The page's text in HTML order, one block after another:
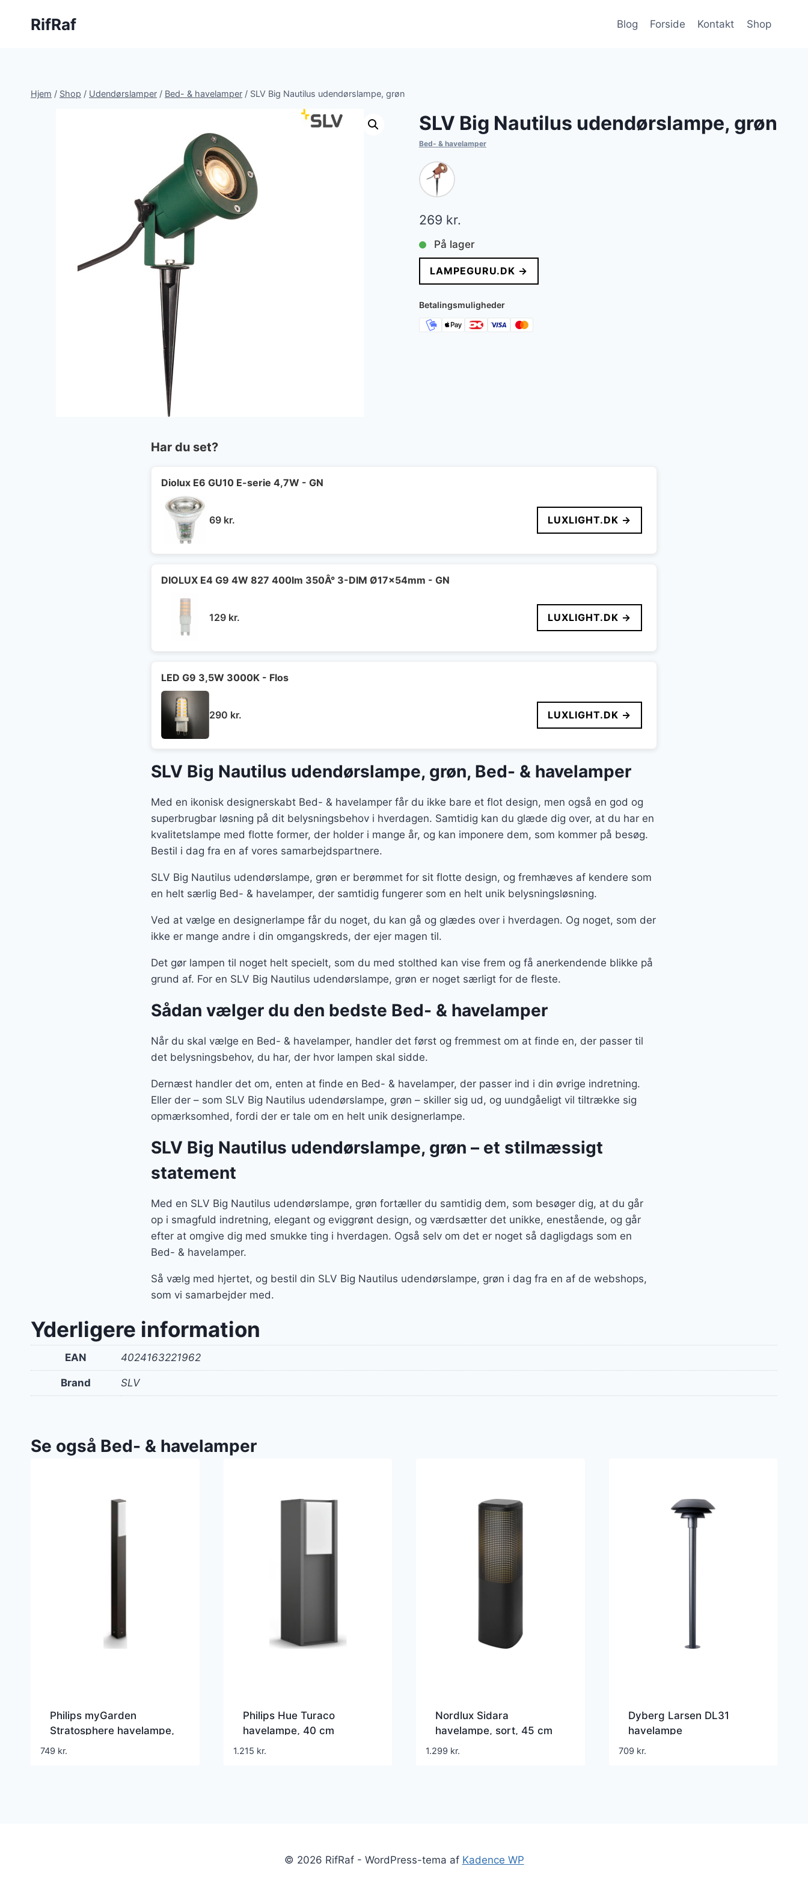
RifRaf Blog Forside Kontakt Shop
Hjem / Shop / Udendørslamper / Bed- & havelamper / SLV Big Nautilus udendørslampe, grøn
SLV Big Nautilus udendørslampe, grøn
Bed- & havelamper
269 kr.
På lager
LAMPEGURU.DK →
Betalingsmuligheder
Har du set?
Diolux E6 GU10 E-serie 4,7W - GN
69 kr. LUXLIGHT.DK →
DIOLUX E4 G9 4W 827 400lm 350Â° 3-DIM Ø17x54mm - GN
129 kr. LUXLIGHT.DK →
LED G9 3,5W 3000K - Flos
290 kr. LUXLIGHT.DK →
SLV Big Nautilus udendørslampe, grøn, Bed- & havelamper
Med en ikonisk designerskabt Bed- & havelamper får du ikke bare et flot design, men også en god og
superbrugbar løsning på dit belysningsbehov i hverdagen. Samtidig kan du glæde dig over, at du har en
kvalitetslampe med flotte former, der holder i mange år, og kan imponere dem, som kommer på besøg.
Bestil i dag fra en af vores samarbejdspartnere.
SLV Big Nautilus udendørslampe, grøn er berømmet for sit flotte design, og fremhæves af kendere som
en helt særlig Bed- & havelamper, der samtidig fungerer som en helt unik belysningsløsning.
Ved at vælge en designerlampe får du noget, du kan gå og glædes over i hverdagen. Og noget, som der
ikke er mange andre i din omgangskreds, der ejer magen til.
Det gør lampen til noget helt specielt, som du med stolthed kan vise frem og få anerkendende blikke på
grund af. For en SLV Big Nautilus udendørslampe, grøn er noget særligt for de fleste.
Sådan vælger du den bedste Bed- & havelamper
Når du skal vælge en Bed- & havelamper, handler det først og fremmest om at finde en, der passer til
det belysningsbehov, du har, der hvor lampen skal sidde.
Dernæst handler det om, enten at finde en Bed- & havelamper, der passer ind i din øvrige indretning.
Eller der – som SLV Big Nautilus udendørslampe, grøn – skiller sig ud, og uundgåeligt vil tiltrække sig
opmærksomhed, fordi der er tale om en helt unik designerlampe.
SLV Big Nautilus udendørslampe, grøn – et stilmæssigt
statement
Med en SLV Big Nautilus udendørslampe, grøn fortæller du samtidig dem, som besøger dig, at du går
op i smagfuld indretning, elegant og eviggrønt design, og værdsætter det unikke, enestående, og går
efter at omgive dig med smukke ting i hverdagen. Også selv om det er noget så dagligdags som en
Bed- & havelamper.
Så vælg med hjertet, og bestil din SLV Big Nautilus udendørslampe, grøn i dag fra en af de webshops,
som vi samarbejder med.
Yderligere information
EAN 4024163221962
Brand SLV
Se også Bed- & havelamper
Philips myGarden
Stratosphere havelampe,
4000K, 77 cm
749 kr.
Philips Hue Turaco
havelampe, 40 cm
1.215 kr.
Nordlux Sidara
havelampe, sort, 45 cm
1.299 kr.
Dyberg Larsen DL31
havelampe
709 kr.
© 2026 RifRaf - WordPress-tema af Kadence WP